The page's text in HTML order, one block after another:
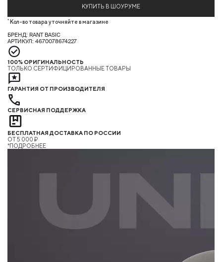
КУПИТЬ В ШОУРУМЕ
* Кол-во товара уточняйте в магазине
БРЕНД: RANT BASIC
АРТИКУЛ: 4670078674227
100% ОРИГИНАЛЬНОСТЬ
ТОЛЬКО СЕРТИФИЦИРОВАННЫЕ ТОВАРЫ
ГАРАНТИЯ ОТ ПРОИЗВОДИТЕЛЯ
СЕРВИСНАЯ ПОДДЕРЖКА
БЕСПЛАТНАЯ ДОСТАВКА ПО РОССИИ
ОТ 5 000 ₽
*ПОДРОБНЕЕ